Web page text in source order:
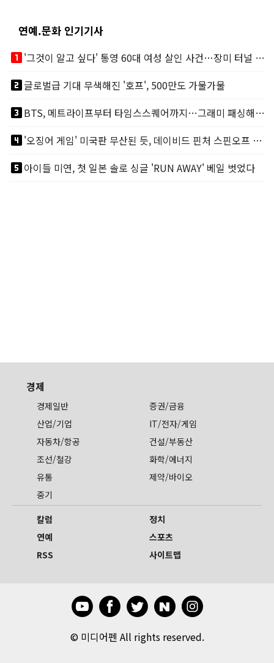
연예.문화 인기기사
looks_one
'그것이 알고 싶다' 통영 60대 여성 살인 사건…장미 터널 아래 킬러, 누구냐 넌?
looks_two글로벌급 기대 무색해진 '호프', 500만도 가물가물
looks_3
BTS, 메트라이프부터 타임스스퀘어까지…그래미 패싱해도 미 대륙 꿀꺽
looks_4
'오징어 게임' 미국판 무산된 듯, 데이비드 핀처 스핀오프 철회
looks_5아이들 미연, 첫 일본 솔로 싱글 'RUN AWAY' 베일 벗었다
경제
경제일반
증권/금융
산업/기업
IT/전자/게임
자동차/항공
건설/부동산
조선/철강
화학/에너지
유통
제약/바이오
중기
칼럼
정치
연예
스포츠
RSS
사이트맵
© 미디어펜 All rights reserved.